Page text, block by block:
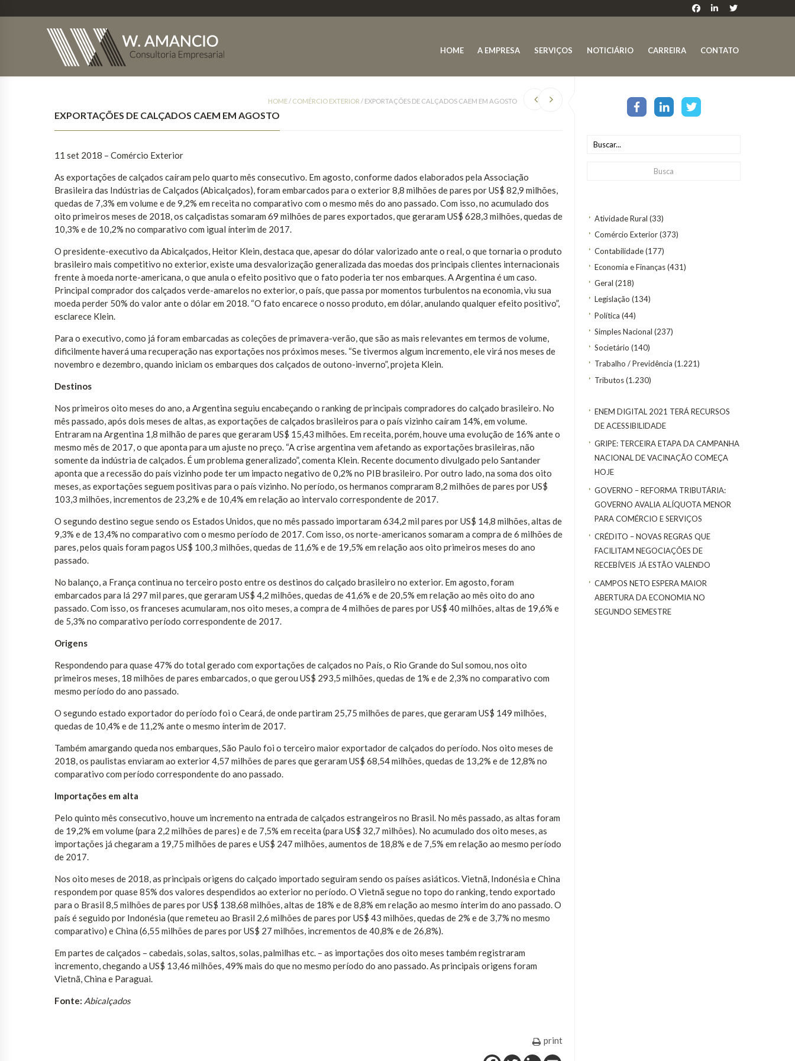
HOME A EMPRESA SERVIÇOS NOTICIÁRIO CARREIRA CONTATO
Atividade Rural (33)
Comércio Exterior(373)
Contabilidade(177)
Economia e Finanças(431)
Geral (218)
Legislação (134)
Política (44)
Simples Nacional (237)
Societário (140)
Trabalho / Previdência (1.221)
Tributos(1.230)
ENEM DIGITAL 2021 TERÁ RECURSOS
DE ACESSIBILIDADE
GRIPE: TERCEIRA ETAPA DA CAMPANHA
NACIONAL DE VACINAÇÃO COMEÇA
HOJE
GOVERNO – REFORMA TRIBUTÁRIA:
GOVERNO AVALIA ALÍQUOTA MENOR
PARA COMÉRCIO E SERVIÇOS
CRÉDITO – NOVAS REGRAS QUE
FACILITAM NEGOCIAÇÕES DE
RECEBÍVEIS JÁ ESTÃO VALENDO
CAMPOS NETO ESPERA MAIOR
ABERTURA DA ECONOMIA NO
SEGUNDO SEMESTRE
HOME/ COMÉRCIO EXTERIOR / EXPORTAÇÕES DE CALÇADOS CAEM EM AGOSTO
EXPORTAÇÕES DE CALÇADOS CAEM EM AGOSTO
11 set 2018 – Comércio Exterior
As exportações de calçados caíram pelo quarto mês consecutivo. Em agosto, conforme dados elaborados pela Associação
Brasileira das Indústrias de Calçados (Abicalçados), foram embarcados para o exterior 8,8 milhões de pares por US$ 82,9 milhões,
quedas de 7,3% em volume e de 9,2% em receita no comparativo com o mesmo mês do ano passado. Com isso, no acumulado dos
oito primeiros meses de 2018, os calçadistas somaram 69 milhões de pares exportados, que geraram US$ 628,3 milhões, quedas de
10,3% e de 10,2% no comparativo com igual ínterim de 2017.
O presidente-executivo da Abicalçados, Heitor Klein, destaca que, apesar do dólar valorizado ante o real, o que tornaria o produto
brasileiro mais competitivo no exterior, existe uma desvalorização generalizada das moedas dos principais clientes internacionais
frente à moeda norte-americana, o que anula o efeito positivo que o fato poderia ter nos embarques. A Argentina é um caso.
Principal comprador dos calçados verde-amarelos no exterior, o país, que passa por momentos turbulentos na economia, viu sua
moeda perder 50% do valor ante o dólar em 2018. “O fato encarece o nosso produto, em dólar, anulando qualquer efeito positivo”,
esclarece Klein.
Para o executivo, como já foram embarcadas as coleções de primavera-verão, que são as mais relevantes em termos de volume,
dificilmente haverá uma recuperação nas exportações nos próximos meses. “Se tivermos algum incremento, ele virá nos meses de
novembro e dezembro, quando iniciam os embarques dos calçados de outono-inverno”, projeta Klein.
Destinos
Nos primeiros oito meses do ano, a Argentina seguiu encabeçando o ranking de principais compradores do calçado brasileiro. No
mês passado, após dois meses de altas, as exportações de calçados brasileiros para o país vizinho caíram 14%, em volume.
Entraram na Argentina 1,8 milhão de pares que geraram US$ 15,43 milhões. Em receita, porém, houve uma evolução de 16% ante o
mesmo mês de 2017, o que aponta para um ajuste no preço. “A crise argentina vem afetando as exportações brasileiras, não
somente da indústria de calçados. É um problema generalizado”, comenta Klein. Recente documento divulgado pelo Santander
aponta que a recessão do país vizinho pode ter um impacto negativo de 0,2% no PIB brasileiro. Por outro lado, na soma dos oito
meses, as exportações seguem positivas para o país vizinho. No período, os hermanos compraram 8,2 milhões de pares por US$
103,3 milhões, incrementos de 23,2% e de 10,4% em relação ao intervalo correspondente de 2017.
O segundo destino segue sendo os Estados Unidos, que no mês passado importaram 634,2 mil pares por US$ 14,8 milhões, altas de
9,3% e de 13,4% no comparativo com o mesmo período de 2017. Com isso, os norte-americanos somaram a compra de 6 milhões de
pares, pelos quais foram pagos US$ 100,3 milhões, quedas de 11,6% e de 19,5% em relação aos oito primeiros meses do ano
passado.
No balanço, a França continua no terceiro posto entre os destinos do calçado brasileiro no exterior. Em agosto, foram
embarcados para lá 297 mil pares, que geraram US$ 4,2 milhões, quedas de 41,6% e de 20,5% em relação ao mês oito do ano
passado. Com isso, os franceses acumularam, nos oito meses, a compra de 4 milhões de pares por US$ 40 milhões, altas de 19,6% e
de 5,3% no comparativo período correspondente de 2017.
Origens
Respondendo para quase 47% do total gerado com exportações de calçados no País, o Rio Grande do Sul somou, nos oito
primeiros meses, 18 milhões de pares embarcados, o que gerou US$ 293,5 milhões, quedas de 1% e de 2,3% no comparativo com
mesmo período do ano passado.
O segundo estado exportador do período foi o Ceará, de onde partiram 25,75 milhões de pares, que geraram US$ 149 milhões,
quedas de 10,4% e de 11,2% ante o mesmo ínterim de 2017.
Também amargando queda nos embarques, São Paulo foi o terceiro maior exportador de calçados do período. Nos oito meses de
2018, os paulistas enviaram ao exterior 4,57 milhões de pares que geraram US$ 68,54 milhões, quedas de 13,2% e de 12,8% no
comparativo com período correspondente do ano passado.
Importações em alta
Pelo quinto mês consecutivo, houve um incremento na entrada de calçados estrangeiros no Brasil. No mês passado, as altas foram
de 19,2% em volume (para 2,2 milhões de pares) e de 7,5% em receita (para US$ 32,7 milhões). No acumulado dos oito meses, as
importações já chegaram a 19,75 milhões de pares e US$ 247 milhões, aumentos de 18,8% e de 7,5% em relação ao mesmo período
de 2017.
Nos oito meses de 2018, as principais origens do calçado importado seguiram sendo os países asiáticos. Vietnã, Indonésia e China
respondem por quase 85% dos valores despendidos ao exterior no período. O Vietnã segue no topo do ranking, tendo exportado
para o Brasil 8,5 milhões de pares por US$ 138,68 milhões, altas de 18% e de 8,8% em relação ao mesmo ínterim do ano passado. O
país é seguido por Indonésia (que remeteu ao Brasil 2,6 milhões de pares por US$ 43 milhões, quedas de 2% e de 3,7% no mesmo
comparativo) e China (6,55 milhões de pares por US$ 27 milhões, incrementos de 40,8% e de 26,8%).
Em partes de calçados – cabedais, solas, saltos, solas, palmilhas etc. – as importações dos oito meses também registraram
incremento, chegando a US$ 13,46 milhões, 49% mais do que no mesmo período do ano passado. As principais origens foram
Vietnã, China e Paraguai.
Fonte: Abicalçados
print